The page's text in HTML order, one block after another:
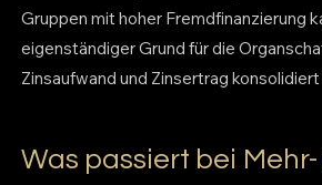
Gruppen mit hoher Fremdfinanzierung
eigenständiger Grund für die
Zinsaufwand und Zinsertrag
Was passiert bei Mehr-